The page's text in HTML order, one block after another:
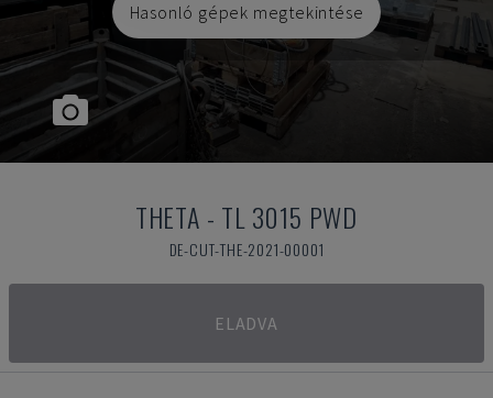
Hasonló gépek megtekintése
THETA - TL 3015 PWD
DE-CUT-THE-2021-00001
ELADVA